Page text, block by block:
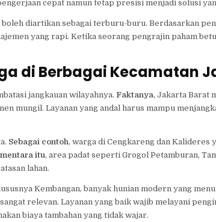
cepat namun tetap presisi menjadi solusi
diartikan sebagai terburu-buru. Berdasarkan
yang rapi. Ketika seorang pengrajin paham
di Berbagai Kecamatan
jangkauan wilayahnya. Faktanya, Jakarta Barat
mungil. Layanan yang andal harus mampu
Sebagai contoh, warga di Cengkareng dan Kalideres
itu, area padat seperti Grogol Petamburan,
lahan.
Kembangan, banyak hunian modern yang
relevan. Layanan yang baik wajib melayani
biaya tambahan yang tidak wajar.